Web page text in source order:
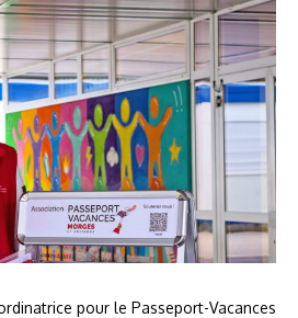
pour le Passeport-Vacances